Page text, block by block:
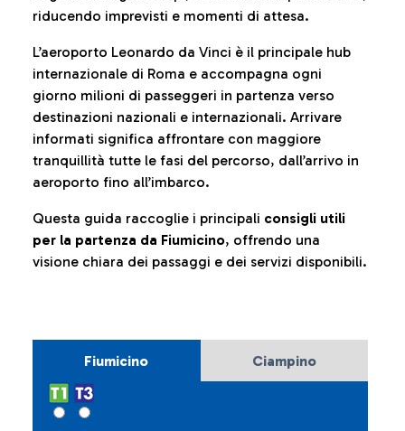
riducendo imprevisti e momenti di attesa.
L’aeroporto Leonardo da Vinci è il principale hub
internazionale di Roma e accompagna ogni
giorno milioni di passeggeri in partenza verso
destinazioni nazionali e internazionali. Arrivare
informati significa affrontare con maggiore
tranquillità tutte le fasi del percorso, dall’arrivo in
aeroporto fino all’imbarco.
Questa guida raccoglie i principali consigli utili
per la partenza da Fiumicino, offrendo una
visione chiara dei passaggi e dei servizi disponibili.
Fiumicino Ciampino